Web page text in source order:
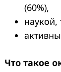
(60%),
наукой,
Что такое